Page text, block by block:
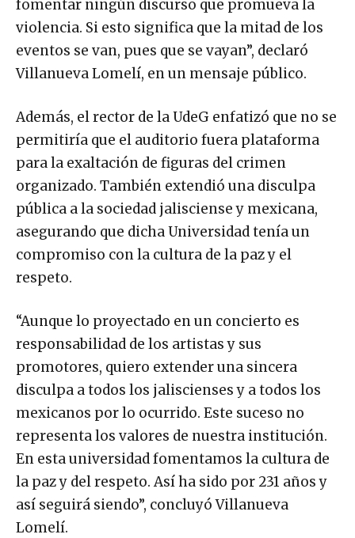
fomentar ningún discurso que promueva la
violencia. Si esto significa que la mitad de los
eventos se van, pues que se vayan”, declaró
Villanueva Lomelí, en un mensaje público.
Además, el rector de la UdeG enfatizó que no se
permitiría que el auditorio fuera plataforma
para la exaltación de figuras del crimen
organizado. También extendió una disculpa
pública a la sociedad jalisciense y mexicana,
asegurando que dicha Universidad tenía un
compromiso con la cultura de la paz y el
respeto.
“Aunque lo proyectado en un concierto es
responsabilidad de los artistas y sus
promotores, quiero extender una sincera
disculpa a todos los jaliscienses y a todos los
mexicanos por lo ocurrido. Este suceso no
representa los valores de nuestra institución.
En esta universidad fomentamos la cultura de
la paz y del respeto. Así ha sido por 231 años y
así seguirá siendo”, concluyó Villanueva
Lomelí.